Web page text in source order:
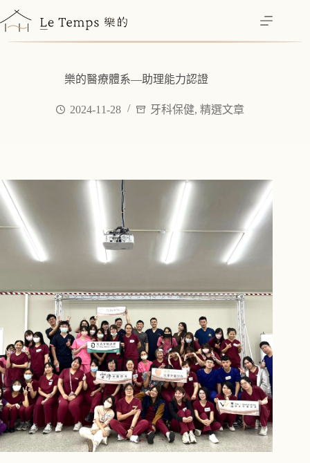
至
主
樂的醫療體系—助理能力認證
2024-11-28 牙科保健,精選文章